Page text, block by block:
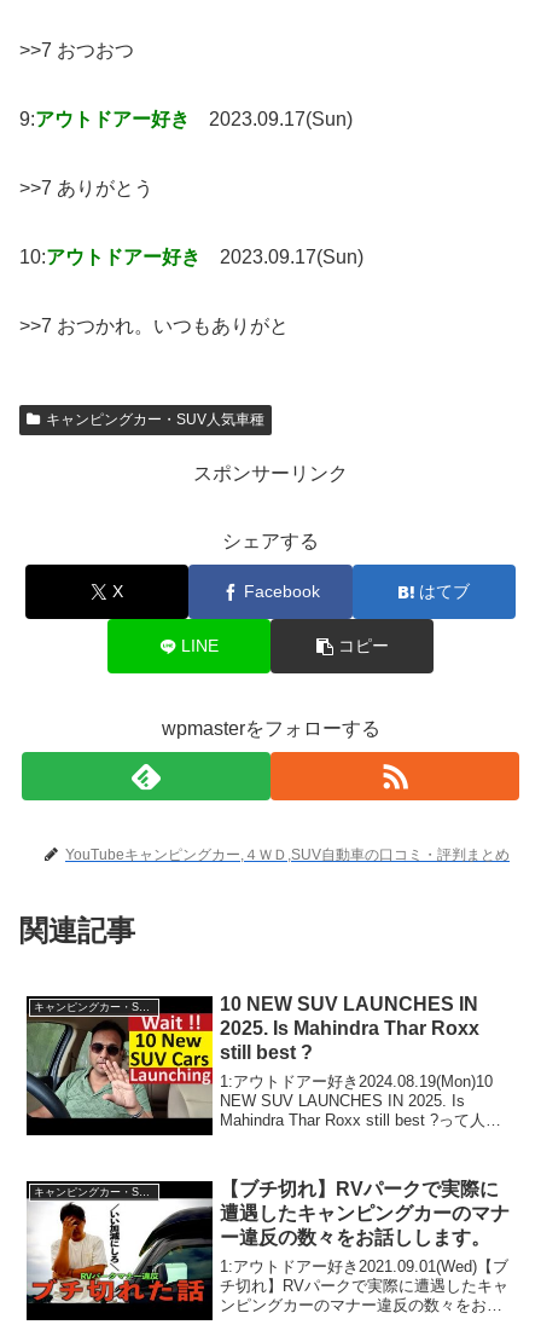
>>7 おつおつ
9:アウトドアー好き 2023.09.17(Sun)
>>7 ありがとう
10:アウトドアー好き 2023.09.17(Sun)
>>7 おつかれ。いつもありがと
キャンピングカー・SUV人気車種
スポンサーリンク
シェアする
X Facebook はてブ
LINE コピー
wpmasterをフォローする
YouTubeキャンピングカー,４ＷＤ,SUV自動車の口コミ・評判まとめ
関連記事
キャンピングカー・SUV人気車種
10 NEW SUV LAUNCHES IN
2025. Is Mahindra Thar Roxx
still best ?
1:アウトドアー好き2024.08.19(Mon)10
NEW SUV LAUNCHES IN 2025. Is
Mahindra Thar Roxx still best ?って人気
【ブチ切れ】RVパークで実際に
遭遇したキャンピングカーのマナ
ー違反の数々をお話しします。
1:アウトドアー好き2021.09.01(Wed)【ブ
チ切れ】RVパークで実際に遭遇したキャ
ンピングカーのマナー違反の数々をお話